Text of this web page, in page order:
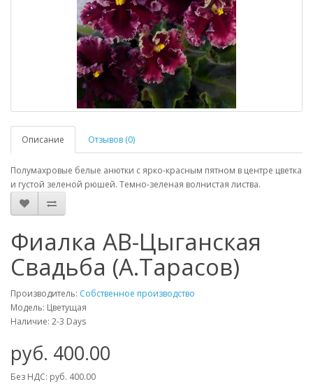
Описание Отзывов (0)
Полумахровые белые анютки с ярко-красным пятном в центре цветка
и густой зеленой рюшей. Темно-зеленая волнистая листва.
Фиалка АВ-Цыганская
Свадьба (А.Тарасов)
Производитель: Собственное производство
Модель: Цветущая
Наличие: 2-3 Days
руб. 400.00
Без НДС: руб. 400.00